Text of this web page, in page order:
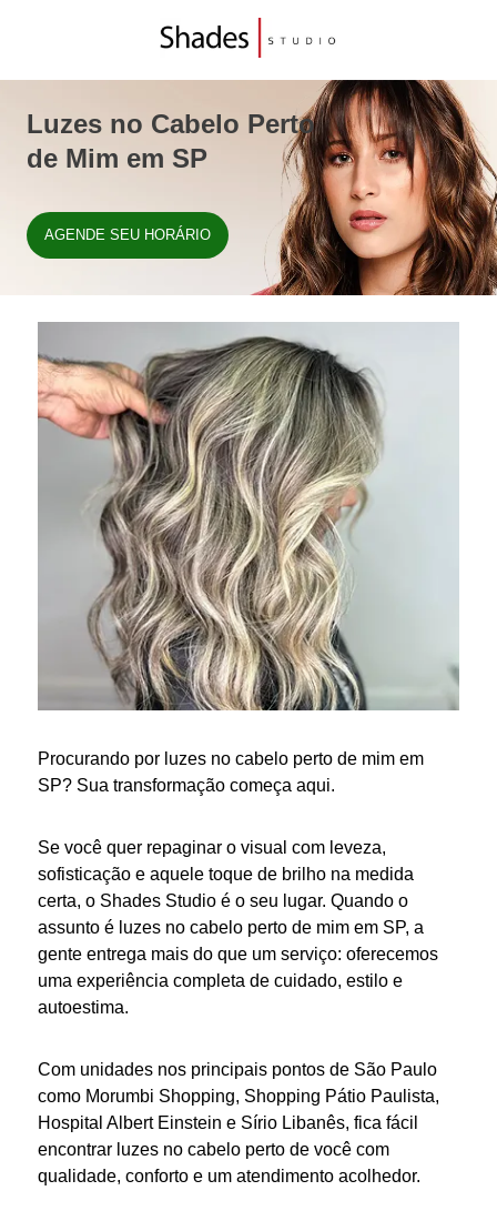
Luzes no Cabelo Perto
de Mim em SP
AGENDE SEU HORÁRIO
Procurando por luzes no cabelo perto de mimem
SP? Sua transformação começa aqui.
Se você quer repaginar o visual com leveza,
sofisticação e aquele toque de brilho na medida
certa, o Shades Studio é o seu lugar. Quando o
assunto é luzes no cabelo perto de mimem SP, a
gente entrega mais do que um serviço: oferecemos
uma experiência completa de cuidado, estilo e
autoestima.
Com unidades nos principais pontos de São Paulo
como Morumbi Shopping, Shopping Pátio Paulista,
Hospital Albert Einstein e Sírio Libanês, fica fácil
encontrar luzes no cabelo pertode você com
qualidade, conforto e um atendimento acolhedor.